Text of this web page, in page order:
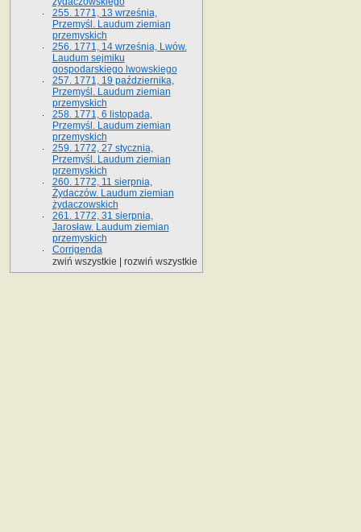
255. 1771, 13 września,
Przemyśl. Laudum ziemian
przemyskich
256. 1771, 14 września, Lwów.
Laudum sejmiku
gospodarskiego lwowskiego
257. 1771, 19 października,
Przemyśl. Laudum ziemian
przemyskich
258. 1771, 6 listopada,
Przemyśl. Laudum ziemian
przemyskich
259. 1772, 27 stycznia,
Przemyśl. Laudum ziemian
przemyskich
260. 1772, 11 sierpnia,
Żydaczów. Laudum ziemian
żydaczowskich
261. 1772, 31 sierpnia,
Jarosław. Laudum ziemian
przemyskich
Corrigenda
zwiń wszystkie
rozwiń wszystkie